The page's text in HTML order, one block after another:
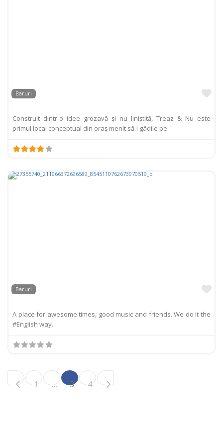
Baruri
Construit dintr-o idee grozavă și nu liniștită, Treaz & Nu este
primul local conceptual din oraș menit să-i gâdile pe
Baruri
A place for awesome times, good music and friends. We do it the
#English way.
1 … 3 4 Older posts